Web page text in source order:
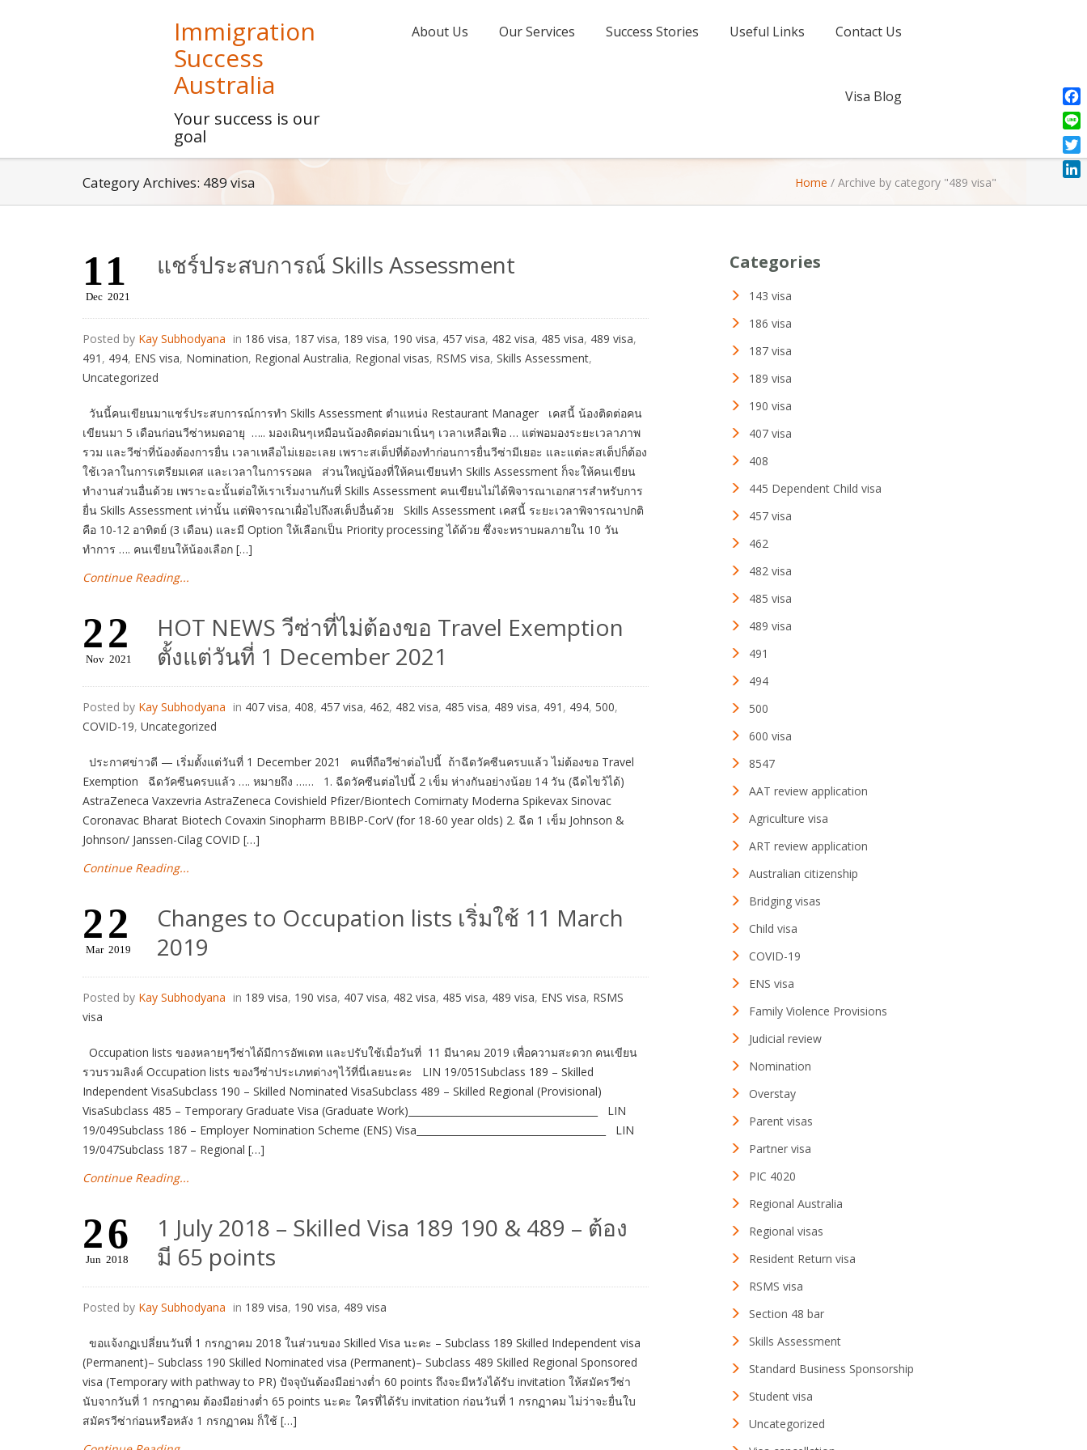
Immigration
Success
Australia
Your success is our
goal
About Us Our Services Success Stories Useful Links Contact Us
Visa Blog
Category Archives: 489 visa Home / Archive by category "489 visa"
11
Dec 2021
แชร์ประสบการณ์ Skills Assessment
Posted by Kay Subhodyana in 186 visa, 187 visa, 189 visa, 190 visa, 457 visa, 482 visa, 485 visa, 489 visa,
491 , 494, ENS visa, Nomination, Regional Australia, Regional visas, RSMS visa, Skills Assessment,
Uncategorized
วันนี้คนเขียนมาแชร์ประสบการณ์การทำ Skills Assessment ตำแหน่ง Restaurant Manager เคสนี้ น้องติดต่อคน
เขียนมา 5 เดือนก่อนวีซ่าหมดอายุ ….. มองเผินๆเหมือนน้องติดต่อมาเนิ่นๆ เวลาเหลือเฟือ … แต่พอมองระยะเวลาภาพ
รวม และวีซ่าที่น้องต้องการยื่น เวลาเหลือไม่เยอะเลย เพราะสเต็ปที่ต้องทำก่อนการยื่นวีซ่ามีเยอะ และแต่ละสเต็ปก็ต้อง
ใช้เวลาในการเตรียมเคส และเวลาในการรอผล ส่วนใหญ่น้องที่ให้คนเขียนทำ Skills Assessment ก็จะให้คนเขียน
ทำงานส่วนอื่นด้วย เพราะฉะนั้นต่อให้เราเริ่มงานกันที่ Skills Assessment คนเขียนไม่ได้พิจารณาเอกสารสำหรับการ
ยื่น Skills Assessment เท่านั้น แต่พิจารณาเผื่อไปถึงสเต็ปอื่นด้วย Skills Assessment เคสนี้ ระยะเวลาพิจารณาปกติ
คือ 10-12 อาทิตย์ (3 เดือน) และมี Option ให้เลือกเป็น Priority processing ได้ด้วย ซึ่งจะทราบผลภายใน 10 วัน
ทำการ …. คนเขียนให้น้องเลือก […]
Continue Reading...
22
Nov 2021
HOT NEWS วีซ่าที่ไม่ต้องขอ Travel Exemption
ตั้งแต่วันที่ 1 December 2021
Posted by Kay Subhodyana in 407 visa, 408, 457 visa, 462, 482 visa, 485 visa, 489 visa, 491 , 494, 500,
COVID-19, Uncategorized
ประกาศข่าวดี — เริ่มตั้งแต่วันที่ 1 December 2021 คนที่ถือวีซ่าต่อไปนี้ ถ้าฉีดวัคซีนครบแล้ว ไม่ต้องขอ Travel
Exemption ฉีดวัคซีนครบแล้ว …. หมายถึง …… 1. ฉีดวัคซีนต่อไปนี้ 2 เข็ม ห่างกันอย่างน้อย 14 วัน (ฉีดไขว้ได้)
AstraZeneca Vaxzevria AstraZeneca Covishield Pfizer/Biontech Comirnaty Moderna Spikevax Sinovac
Coronavac Bharat Biotech Covaxin Sinopharm BBIBP-CorV (for 18-60 year olds) 2. ฉีด 1 เข็ม Johnson &
Johnson/ Janssen-Cilag COVID […]
Continue Reading...
22
Mar 2019
Changes to Occupation lists เริ่มใช้ 11 March
2019
Posted by Kay Subhodyana in 189 visa, 190 visa, 407 visa, 482 visa, 485 visa, 489 visa, ENS visa, RSMS
visa
Occupation lists ของหลายๆวีซ่าได้มีการอัพเดท และปรับใช้เมื่อวันที่ 11 มีนาคม 2019 เพื่อความสะดวก คนเขียน
รวบรวมลิงค์ Occupation lists ของวีซ่าประเภทต่างๆไว้ที่นี่เลยนะคะ LIN 19/051Subclass 189 – Skilled
Independent VisaSubclass 190 – Skilled Nominated VisaSubclass 489 – Skilled Regional (Provisional)
VisaSubclass 485 – Temporary Graduate Visa (Graduate Work)_______________________________________ LIN
19/049Subclass 186 – Employer Nomination Scheme (ENS) Visa_______________________________________ LIN
19/047Subclass 187 – Regional […]
Continue Reading...
26
Jun 2018
1 July 2018 – Skilled Visa 189 190 & 489 – ต้อง
มี 65 points
Posted by Kay Subhodyana in 189 visa, 190 visa, 489 visa
ขอแจ้งกฏเปลี่ยนวันที่ 1 กรกฏาคม 2018 ในส่วนของ Skilled Visa นะคะ – Subclass 189 Skilled Independent visa
(Permanent)– Subclass 190 Skilled Nominated visa (Permanent)– Subclass 489 Skilled Regional Sponsored
visa (Temporary with pathway to PR) ปัจจุบันต้องมีอย่างต่ำ 60 points ถึงจะมีหวังได้รับ invitation ให้สมัครวีซ่า
นับจากวันที่ 1 กรกฏาคม ต้องมีอย่างต่ำ 65 points นะคะ ใครที่ได้รับ invitation ก่อนวันที่ 1 กรกฏาคม ไม่ว่าจะยื่นใบ
สมัครวีซ่าก่อนหรือหลัง 1 กรกฏาคม ก็ใช้ […]
Categories
143 visa
186 visa
187 visa
189 visa
190 visa
407 visa
408
445 Dependent Child visa
457 visa
462
482 visa
485 visa
489 visa
491
494
500
600 visa
8547
AAT review application
Agriculture visa
ART review application
Australian citizenship
Bridging visas
Child visa
COVID-19
ENS visa
Family Violence Provisions
Judicial review
Nomination
Overstay
Parent visas
Partner visa
PIC 4020
Regional Australia
Regional visas
Resident Return visa
RSMS visa
Section 48 bar
Skills Assessment
Standard Business Sponsorship
Student visa
Uncategorized
Line